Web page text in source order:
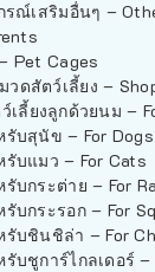
รณ์เสริมอื่นๆ –
Pet Cages
วดสัตว์เลี้ยง –
เลี้ยงลูกด้วยนม –
รับสุนัข – For Dogs
รับแมว – For Cats
รับกระต่าย – For
รับกระรอก – For
รับชินชิล่า – For
รับชูการ์ไกลเดอร์